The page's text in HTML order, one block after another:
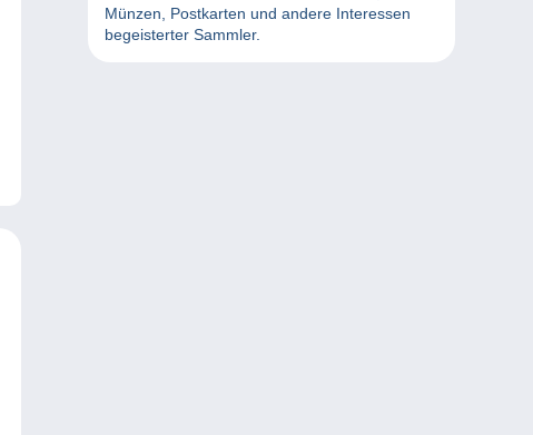
Münzen, Postkarten und andere Interessen
begeisterter Sammler.